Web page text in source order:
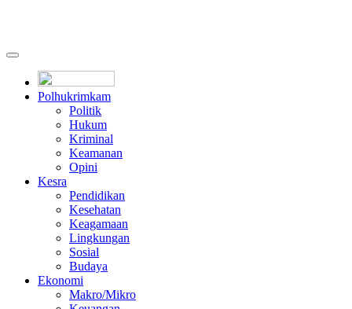
Polhukrimkam
Politik
Hukum
Kriminal
Keamanan
Opini
Kesra
Pendidikan
Kesehatan
Keagamaan
Lingkungan
Sosial
Budaya
Ekonomi
Makro/Mikro